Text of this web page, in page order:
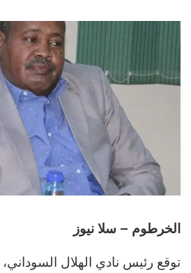
الخرطوم – سلا نيوز
توقع رئيس نادي الهلال